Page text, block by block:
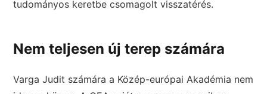
tudományos keretbe csomagolt visszatérés.
Nem teljesen új terep számára
Varga Judit számára a Közép-európai Akadémia nem